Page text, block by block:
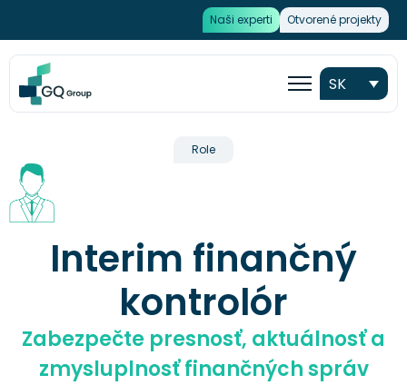
Naši experti Otvorené projekty
SK
Role
Interim finančný
kontrolór
Zabezpečte presnosť, aktuálnosť a
zmysluplnosť finančných správ